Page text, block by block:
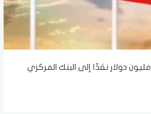
الفيدرالي الأمريكي يرسل 500 مليون دولار نقدًا إلى البنك المركزي